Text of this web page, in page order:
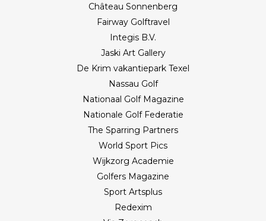
Château Sonnenberg
Fairway Golftravel
Integis B.V.
Jaski Art Gallery
De Krim vakantiepark Texel
Nassau Golf
Nationaal Golf Magazine
Nationale Golf Federatie
The Sparring Partners
World Sport Pics
Wijkzorg Academie
Golfers Magazine
Sport Artsplus
Redexim